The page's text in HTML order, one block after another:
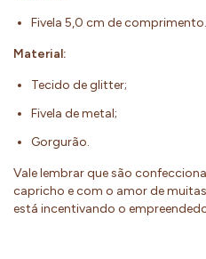
Fivela 5,0 cm de comprimento.
Material:
Tecido de glitter;
Fivela de metal;
Gorgurão.
Vale lembrar que são
capricho e com o amor de
está incentivando o